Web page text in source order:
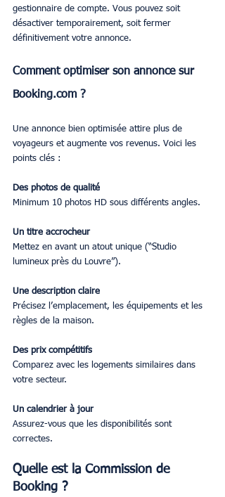
gestionnaire de compte. Vous pouvez soit
désactiver temporairement, soit fermer
définitivement votre annonce.
Comment optimiser son annonce sur
Booking.com ?
Une annonce bien optimisée attire plus de
voyageurs et augmente vos revenus. Voici les
points clés :
Des photos de qualité
Minimum 10 photos HD sous différents angles.
Un titre accrocheur
Mettez en avant un atout unique (“Studio
lumineux près du Louvre”).
Une description claire
Précisez l’emplacement, les équipements et les
règles de la maison.
Des prix compétitifs
Comparez avec les logements similaires dans
votre secteur.
Un calendrier à jour
Assurez-vous que les disponibilités sont
correctes.
Quelle est la Commission de
Booking ?